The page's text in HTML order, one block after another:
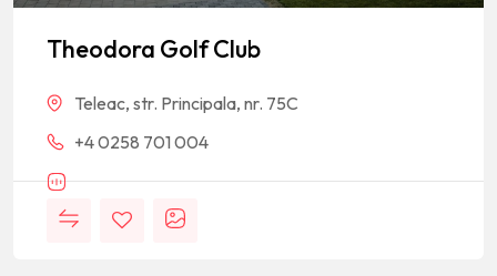
Theodora Golf Club
Teleac, str. Principala, nr. 75C
+4 0258 701 004